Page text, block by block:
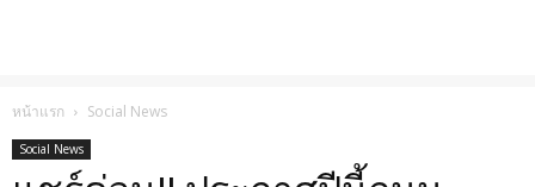
หน้าแรก Social News
Social News